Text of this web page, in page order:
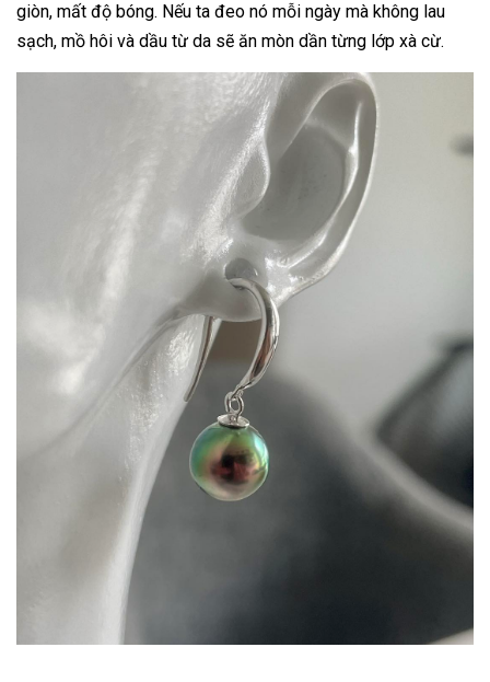
giòn, mất độ bóng. Nếu ta đeo nó mỗi ngày mà không lau
sạch, mồ hôi và dầu từ da sẽ ăn mòn dần từng lớp xà cừ.